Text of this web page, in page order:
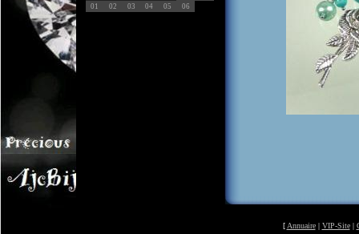
01
02 03 04 05 06
[ Annuaire| VIP-Site|